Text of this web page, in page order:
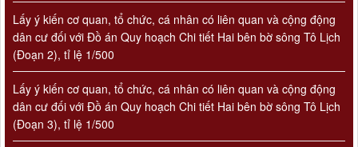
Lấy ý kiến cơ quan, tổ chức, cá nhân có liên quan và cộng động
dân cư đối với Đồ án Quy hoạch Chi tiết Hai bên bờ sông Tô Lịch
(Đoạn 2), tỉ lệ 1/500
Lấy ý kiến cơ quan, tổ chức, cá nhân có liên quan và cộng động
dân cư đối với Đồ án Quy hoạch Chi tiết Hai bên bờ sông Tô Lịch
(Đoạn 3), tỉ lệ 1/500